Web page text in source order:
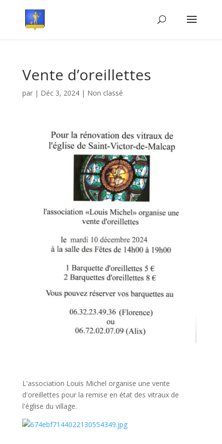
Vente d’oreillettes
par | Déc 3, 2024| Non classé
L'association Louis Michel organise une vente
d'oreillettes pour la remise en état des vitraux de
l'église du village.